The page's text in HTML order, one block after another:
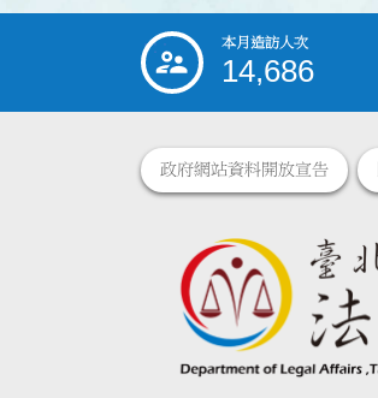
::: 本月造訪人次
14,686
政府網站資料開放宣告